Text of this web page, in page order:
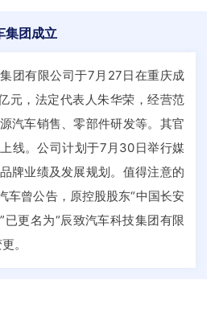
集团成立
团有限公司于7月27日在重庆成
元，法定代表人朱华荣，经营范
汽车销售、零部件研发等。其官
线。公司计划于7月30日举行媒
牌业绩及发展规划。值得注意的
车曾公告，原控股股东“中国长安
已更名为“辰致汽车科技集团有限
。